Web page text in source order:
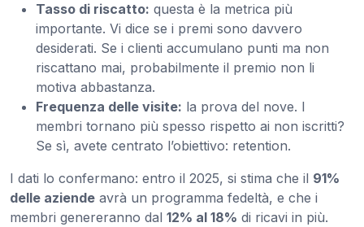
Tasso di riscatto: questa è la metrica più
importante. Vi dice se i premi sono davvero
desiderati. Se i clienti accumulano punti ma non
riscattano mai, probabilmente il premio non li
motiva abbastanza.
Frequenza delle visite: la prova del nove. I
membri tornano più spesso rispetto ai non iscritti?
Se sì, avete centrato l’obiettivo: retention.
I dati lo confermano: entro il 2025, si stima che il 91%
delle aziende avrà un programma fedeltà, e che i
membri genereranno dal 12% al 18% di ricavi in più.